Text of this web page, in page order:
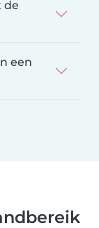
de
een